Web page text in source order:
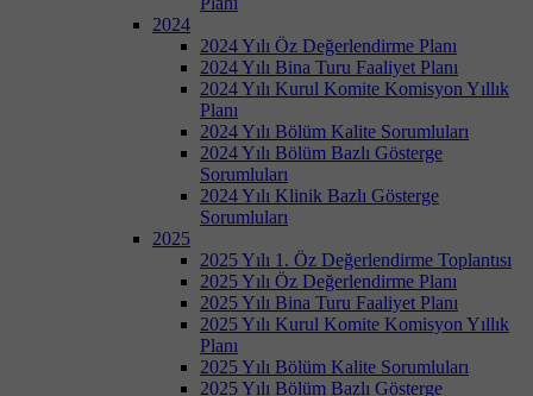
2024
2024 Yılı Öz Değerlendirme Planı
2024 Yılı Bina Turu Faaliyet Planı
2024 Yılı Kurul Komite Komisyon Yıllık
Planı
2024 Yılı Bölüm Kalite Sorumluları
2024 Yılı Bölüm Bazlı Gösterge
Sorumluları
2024 Yılı Klinik Bazlı Gösterge
Sorumluları
2025
2025 Yılı 1. Öz Değerlendirme Toplantısı
2025 Yılı Öz Değerlendirme Planı
2025 Yılı Bina Turu Faaliyet Planı
2025 Yılı Kurul Komite Komisyon Yıllık
Planı
2025 Yılı Bölüm Kalite Sorumluları
2025 Yılı Bölüm Bazlı Gösterge